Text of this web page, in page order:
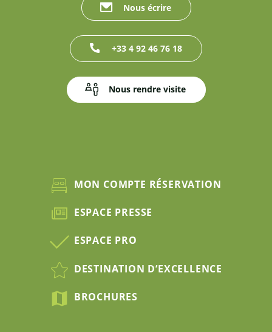
Nous écrire
+33 4 92 46 76 18
Nous rendre visite
MON COMPTE RÉSERVATION
ESPACE PRESSE
ESPACE PRO
DESTINATION D’EXCELLENCE
BROCHURES